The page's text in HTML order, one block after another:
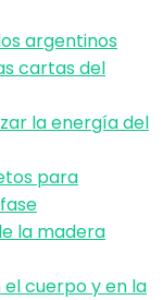
argentinos
cartas del
la energía del
para
la madera
cuerpo y en la